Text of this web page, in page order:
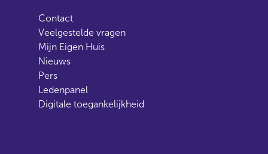
Contact
Veelgestelde vragen
Mijn Eigen Huis
Nieuws
Pers
Ledenpanel
Digitale toegankelijkheid